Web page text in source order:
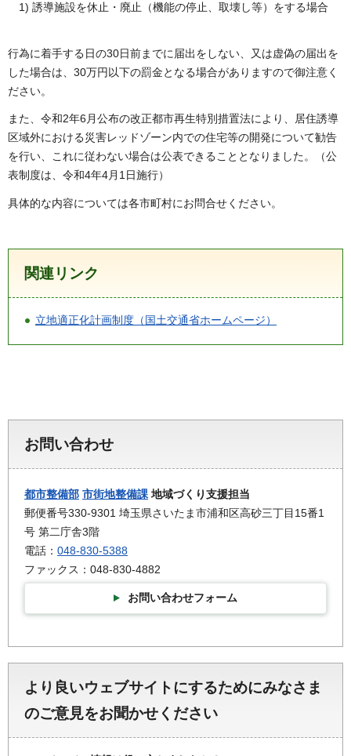
1) 誘導施設を休止・廃止（機能の停止、取壊し等）をする場合
行為に着手する日の30日前までに届出をしない、又は虚偽の届出を
した場合は、30万円以下の罰金となる場合がありますので御注意く
ださい。
また、令和2年6月公布の改正都市再生特別措置法により、居住誘導
区域外における災害レッドゾーン内での住宅等の開発について勧告
を行い、これに従わない場合は公表できることとなりました。（公
表制度は、令和4年4月1日施行）
具体的な内容については各市町村にお問合せください。
関連リンク
立地適正化計画制度（国土交通省ホームページ）
お問い合わせ
都市整備部 市街地整備課 地域づくり支援担当
郵便番号330-9301 埼玉県さいたま市浦和区高砂三丁目15番1
号 第二庁舎3階
電話： 048-830-5388
ファックス：048-830-4882
お問い合わせフォーム
より良いウェブサイトにするためにみなさま
のご意見をお聞かせください